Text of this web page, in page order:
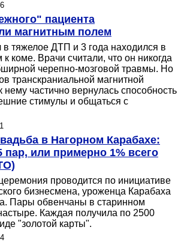
пациента
магнитным полем
тяжелое ДТП и 3 года находился в
к коме. Врачи считали, что он никогда
черепно-мозговой травмы. Но
транскраниальной магнитной
нему частично вернулась способность
стимулы и общаться с
в Нагорном Карабахе:
пар, или примерно 1% всего
проводится по инициативе
бизнесмена, уроженца Карабаха
Пары обвенчаны в старинном
Каждая получила по 2500
"золотой карты".